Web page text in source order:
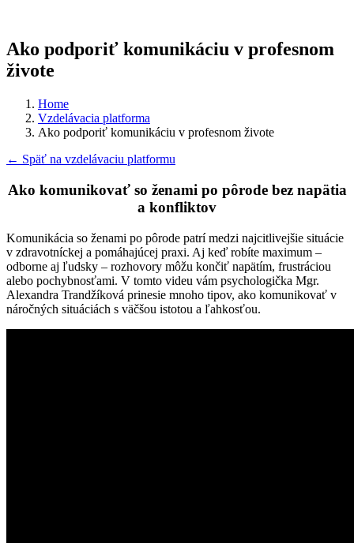
Ako podporiť komunikáciu v profesnom
živote
Home
Vzdelávacia platforma
Ako podporiť komunikáciu v profesnom živote
← Späť na vzdelávaciu platformu
Ako komunikovať so ženami po pôrode bez napätia
a konfliktov
Komunikácia so ženami po pôrode patrí medzi najcitlivejšie situácie
v zdravotníckej a pomáhajúcej praxi. Aj keď robíte maximum –
odborne aj ľudsky – rozhovory môžu končiť napätím, frustráciou
alebo pochybnosťami. V tomto videu vám psychologička Mgr.
Alexandra Trandžíková prinesie mnoho tipov, ako komunikovať v
náročných situáciách s väčšou istotou a ľahkosťou.